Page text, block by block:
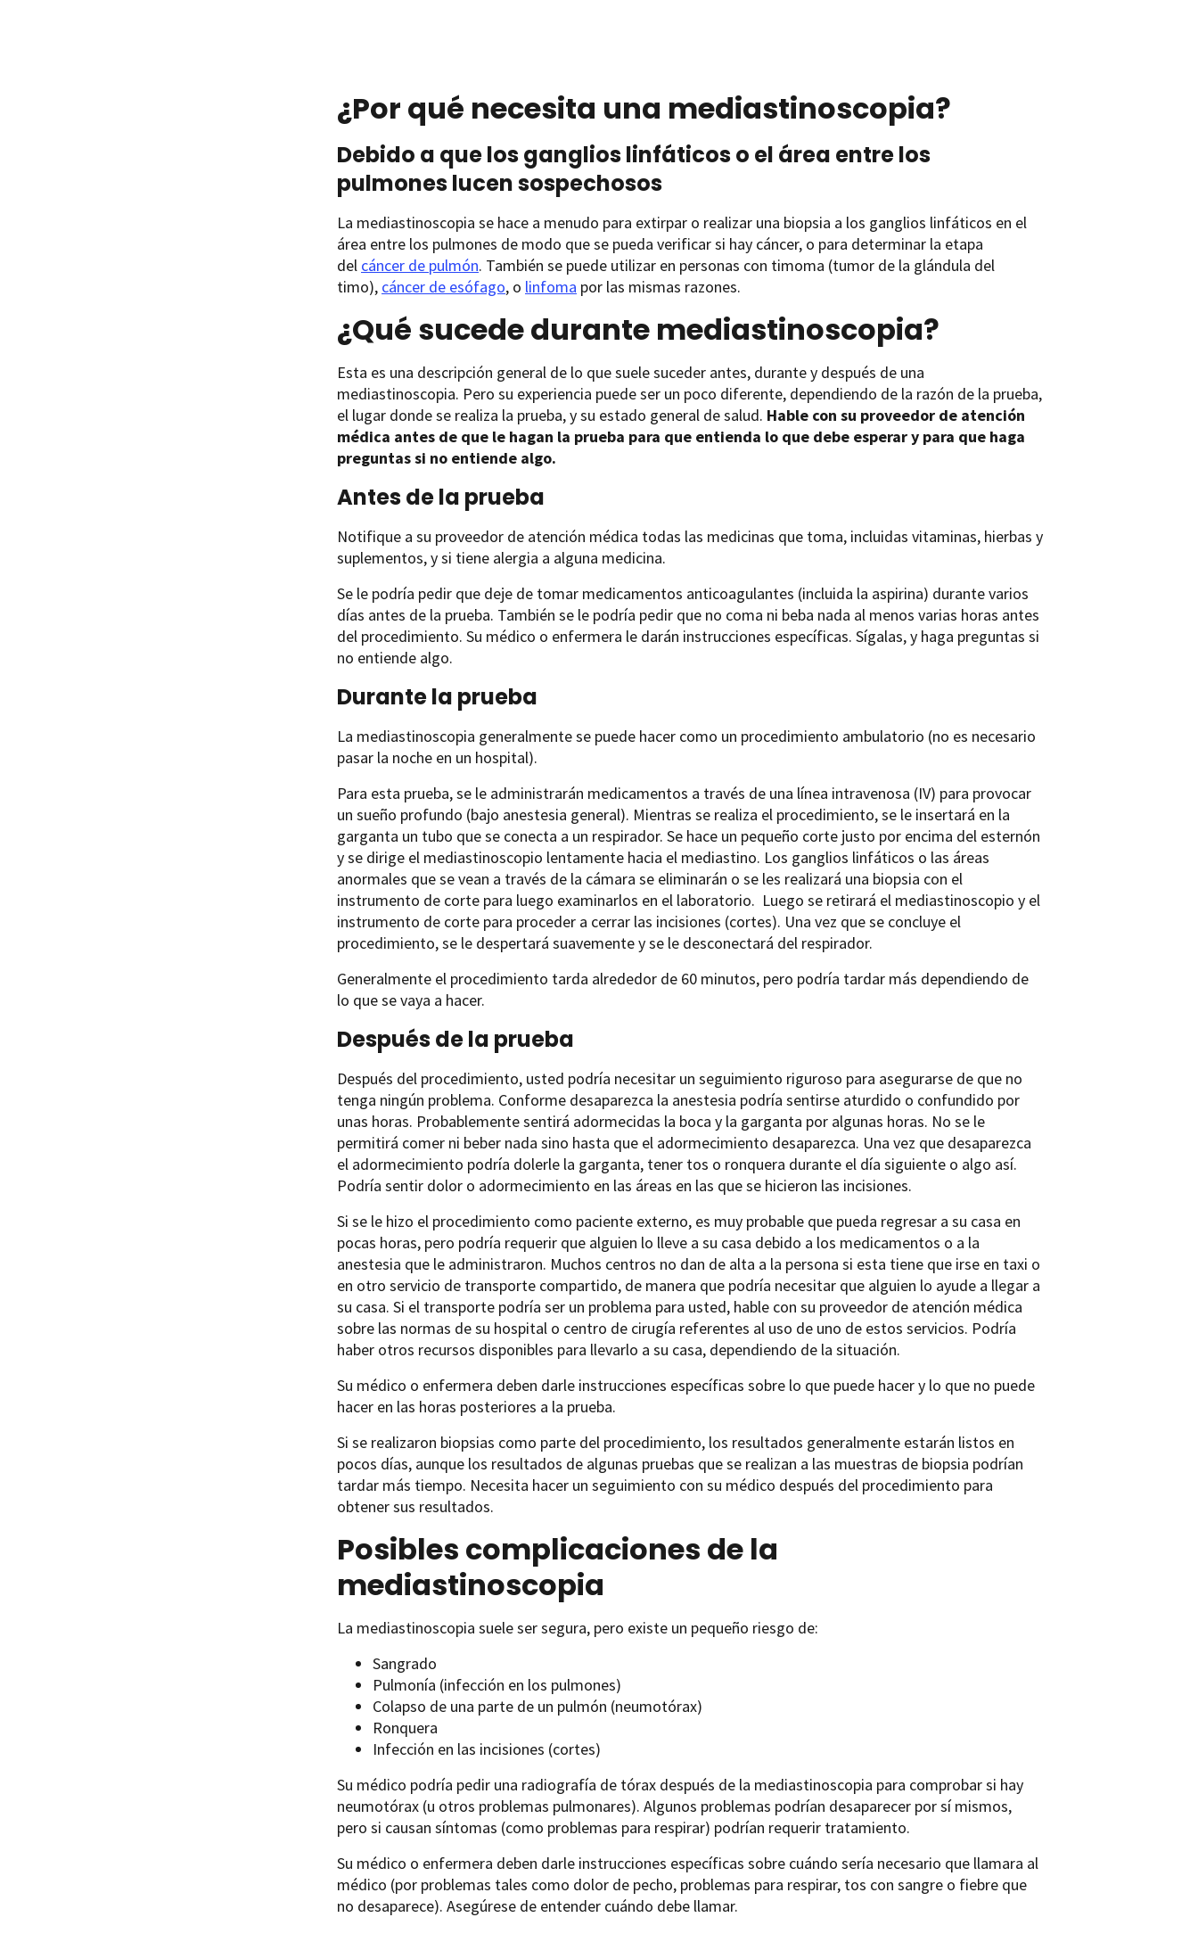
¿Por qué necesita una mediastinoscopia?
Debido a que los ganglios linfáticos o el área entre los
pulmones lucen sospechosos
La mediastinoscopia se hace a menudo para extirpar o realizar una biopsia a los ganglios linfáticos en el
área entre los pulmones de modo que se pueda verificar si hay cáncer, o para determinar la etapa
del cáncer de pulmón. También se puede utilizar en personas con timoma (tumor de la glándula del
timo), cáncer de esófago, o linfoma por las mismas razones.
¿Qué sucede durante mediastinoscopia?
Esta es una descripción general de lo que suele suceder antes, durante y después de una
mediastinoscopia. Pero su experiencia puede ser un poco diferente, dependiendo de la razón de la prueba,
el lugar donde se realiza la prueba, y su estado general de salud. Hable con su proveedor de atención
médica antes de que le hagan la prueba para que entienda lo que debe esperar y para que haga
preguntas si no entiende algo.
Antes de la prueba
Notifique a su proveedor de atención médica todas las medicinas que toma, incluidas vitaminas, hierbas y
suplementos, y si tiene alergia a alguna medicina.
Se le podría pedir que deje de tomar medicamentos anticoagulantes (incluida la aspirina) durante varios
días antes de la prueba. También se le podría pedir que no coma ni beba nada al menos varias horas antes
del procedimiento. Su médico o enfermera le darán instrucciones específicas. Sígalas, y haga preguntas si
no entiende algo.
Durante la prueba
La mediastinoscopia generalmente se puede hacer como un procedimiento ambulatorio (no es necesario
pasar la noche en un hospital).
Para esta prueba, se le administrarán medicamentos a través de una línea intravenosa (IV) para provocar
un sueño profundo (bajo anestesia general). Mientras se realiza el procedimiento, se le insertará en la
garganta un tubo que se conecta a un respirador. Se hace un pequeño corte justo por encima del esternón
y se dirige el mediastinoscopio lentamente hacia el mediastino. Los ganglios linfáticos o las áreas
anormales que se vean a través de la cámara se eliminarán o se les realizará una biopsia con el
instrumento de corte para luego examinarlos en el laboratorio. Luego se retirará el mediastinoscopio y el
instrumento de corte para proceder a cerrar las incisiones (cortes). Una vez que se concluye el
procedimiento, se le despertará suavemente y se le desconectará del respirador.
Generalmente el procedimiento tarda alrededor de 60 minutos, pero podría tardar más dependiendo de
lo que se vaya a hacer.
Después de la prueba
Después del procedimiento, usted podría necesitar un seguimiento riguroso para asegurarse de que no
tenga ningún problema. Conforme desaparezca la anestesia podría sentirse aturdido o confundido por
unas horas. Probablemente sentirá adormecidas la boca y la garganta por algunas horas. No se le
permitirá comer ni beber nada sino hasta que el adormecimiento desaparezca. Una vez que desaparezca
el adormecimiento podría dolerle la garganta, tener tos o ronquera durante el día siguiente o algo así.
Podría sentir dolor o adormecimiento en las áreas en las que se hicieron las incisiones.
Si se le hizo el procedimiento como paciente externo, es muy probable que pueda regresar a su casa en
pocas horas, pero podría requerir que alguien lo lleve a su casa debido a los medicamentos o a la
anestesia que le administraron. Muchos centros no dan de alta a la persona si esta tiene que irse en taxi o
en otro servicio de transporte compartido, de manera que podría necesitar que alguien lo ayude a llegar a
su casa. Si el transporte podría ser un problema para usted, hable con su proveedor de atención médica
sobre las normas de su hospital o centro de cirugía referentes al uso de uno de estos servicios. Podría
haber otros recursos disponibles para llevarlo a su casa, dependiendo de la situación.
Su médico o enfermera deben darle instrucciones específicas sobre lo que puede hacer y lo que no puede
hacer en las horas posteriores a la prueba.
Si se realizaron biopsias como parte del procedimiento, los resultados generalmente estarán listos en
pocos días, aunque los resultados de algunas pruebas que se realizan a las muestras de biopsia podrían
tardar más tiempo. Necesita hacer un seguimiento con su médico después del procedimiento para
obtener sus resultados.
Posibles complicaciones de la
mediastinoscopia
La mediastinoscopia suele ser segura, pero existe un pequeño riesgo de:
Sangrado
Pulmonía (infección en los pulmones)
Colapso de una parte de un pulmón (neumotórax)
Ronquera
Infección en las incisiones (cortes)
Su médico podría pedir una radiografía de tórax después de la mediastinoscopia para comprobar si hay
neumotórax (u otros problemas pulmonares). Algunos problemas podrían desaparecer por sí mismos,
pero si causan síntomas (como problemas para respirar) podrían requerir tratamiento.
Su médico o enfermera deben darle instrucciones específicas sobre cuándo sería necesario que llamara al
médico (por problemas tales como dolor de pecho, problemas para respirar, tos con sangre o fiebre que
no desaparece). Asegúrese de entender cuándo debe llamar.